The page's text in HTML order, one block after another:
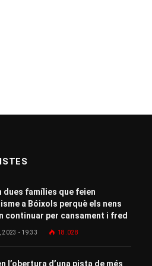
dues famílies que feien
a Bóixols perquè els nens
continuar per cansament i fred
2023 - 19:33 18.028
l’obertura d’una pista de més